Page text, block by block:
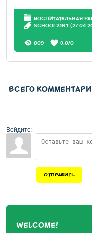
ВОСПИТАТЕЛЬНАЯ
SCHOOL24NT
809 0.0/0
ВСЕГО
Войдите:
ОТПРАВИТЬ
WELCOME!